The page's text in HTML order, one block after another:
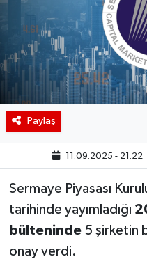
Paylaş
11.09.2025 - 21:22
Sermaye Piyasası
tarihinde yayımladığı
bülteninde5 şirketin
onay verdi.
Gizlilik Sözleşmesi
Hakkımızda
İletişim